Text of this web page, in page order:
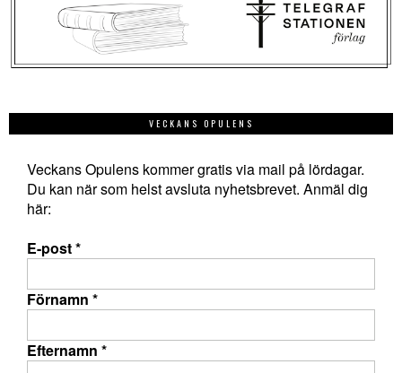
VECKANS OPULENS
Veckans Opulens kommer gratis via mail på lördagar.
Du kan när som helst avsluta nyhetsbrevet. Anmäl dig
här:
E-post*
Förnamn *
Efternamn *